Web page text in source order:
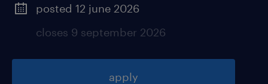
posted 12 june 2026
closes 9 september 2026
apply